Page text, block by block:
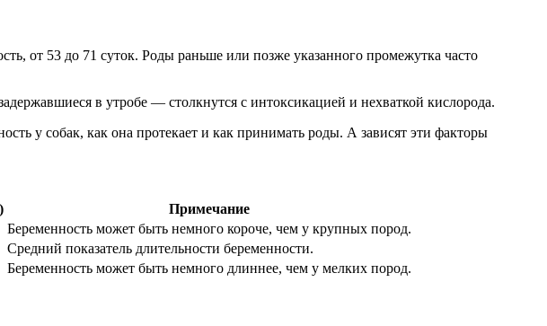
от 53 до 71 суток. Роды раньше или позже указанного промежутка часто
в утробе — столкнутся с интоксикацией и нехваткой кислорода.
у собак, как она протекает и как принимать роды. А зависят эти факторы
Примечание
Беременность может быть немного короче, чем у крупных пород.
Средний показатель длительности беременности.
Беременность может быть немного длиннее, чем у мелких пород.